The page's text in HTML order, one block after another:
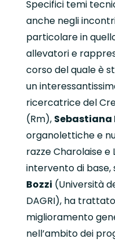
Specifici temi
anche negli
particolare in
allevatori e
corso del quale è
un
ricercatrice del
(Rm), Sebastiana
organolettiche e
razze Charolaise e
intervento di base,
Bozzi (Università
DAGRI), ha
miglioramento
nell’ambito dei